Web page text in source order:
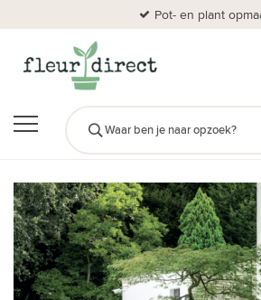
Pot- en plant opmaakservice